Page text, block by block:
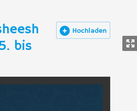
Hochladen
bis